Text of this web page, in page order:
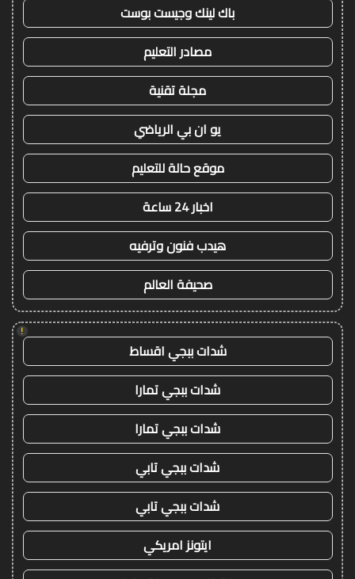
باك لينك وجيست بوست
مصادر التعليم
مجلة تقنية
يو ان بي الرياضي
موقع حالة للتعليم
اخبار 24 ساعة
هيدب فنون وترفيه
صحيفة العالم
!
شدات ببجي اقساط
شدات ببجي تمارا
شدات ببجي تمارا
شدات ببجي تابي
شدات ببجي تابي
ايتونز امريكي